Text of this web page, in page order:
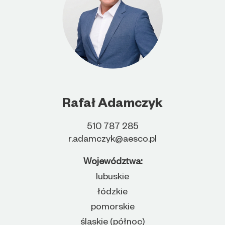
Rafał Adamczyk
510 787 285
r.adamczyk@aesco.pl
Województwa:
lubuskie
łódzkie
pomorskie